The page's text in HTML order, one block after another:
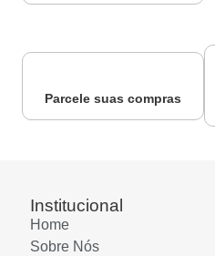
Parcele suas compras
Institucional
Home
Sobre Nós